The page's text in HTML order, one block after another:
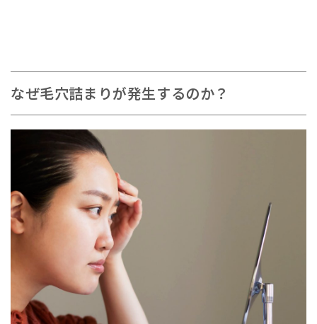
なぜ毛穴詰まりが発生するのか？